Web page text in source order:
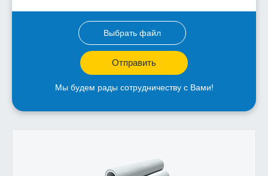
Выбрать файл
Отправить
Мы будем рады сотрудничеству с Вами!